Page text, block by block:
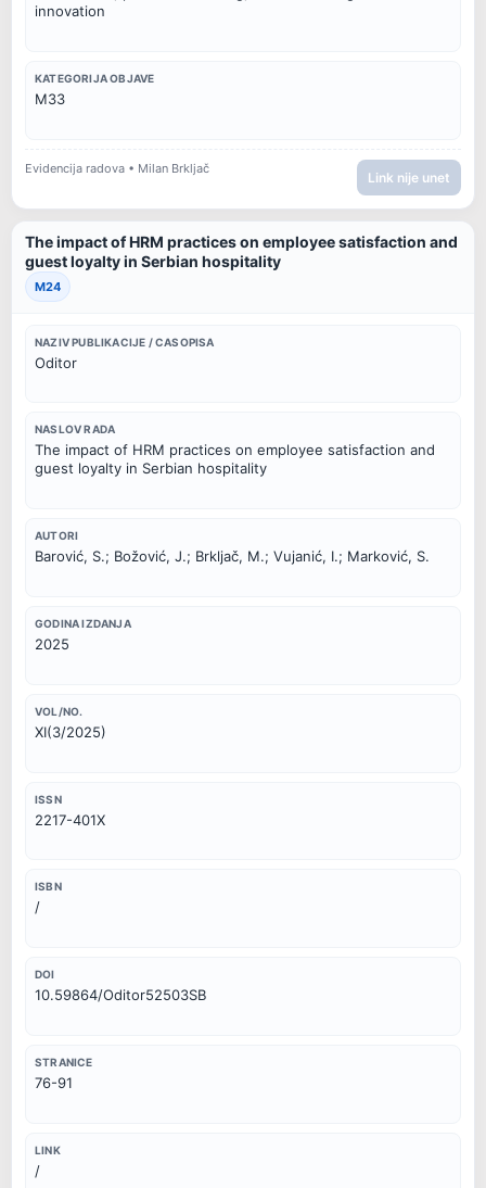
innovation
KATEGORIJA OBJAVE
M33
Evidencija radova • Milan Brkljač
Link nije unet
The impact of HRM practices on employee satisfaction and
guest loyalty in Serbian hospitality
M24
NAZIV PUBLIKACIJE / CASOPISA
Oditor
NASLOV RADA
The impact of HRM practices on employee satisfaction and
guest loyalty in Serbian hospitality
AUTORI
Barović, S.; Božović, J.; Brkljač, M.; Vujanić, I.; Marković, S.
GODINA IZDANJA
2025
VOL/NO.
XI(3/2025)
ISSN
2217-401X
ISBN
/
DOI
10.59864/Oditor52503SB
STRANICE
76-91
LINK
/